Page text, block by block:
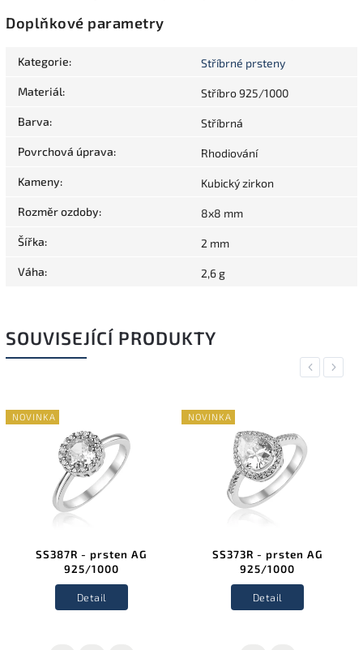
Doplňkové parametry
Kategorie: Stříbrné prsteny
Materiál: Stříbro 925/1000
Barva: Stříbrná
Povrchová úprava: Rhodiování
Kameny: Kubický zirkon
Rozměr ozdoby: 8x8 mm
Šířka: 2 mm
Váha: 2,6 g
SOUVISEJÍCÍ PRODUKTY
Previous
NOVINKA
SS387R - prsten AG
925/1000
Detail
NOVINKA
SS373R - prsten AG
925/1000
Detail
Next